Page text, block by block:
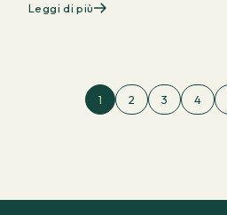
Leggi di più
1 2 3 4